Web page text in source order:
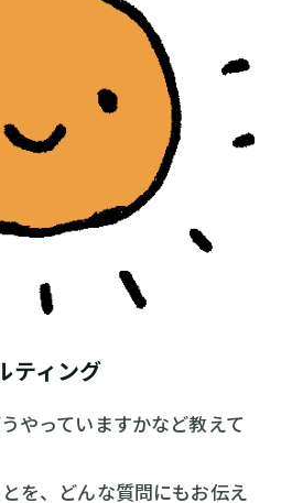
ティング
やっていますかなど教えて
を、どんな質問にもお伝え